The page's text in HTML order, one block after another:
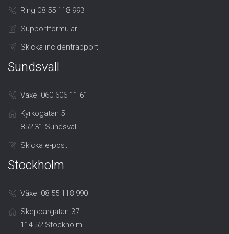
Ring 08 55 118 993
Supportformulär
Skicka incidentrapport
Sundsvall
Växel 060 606 11 61
Kyrkogatan 5
852 31 Sundsvall
Skicka e-post
Stockholm
Växel 08 55 118 990
Skeppargatan 37
114 52 Stockholm